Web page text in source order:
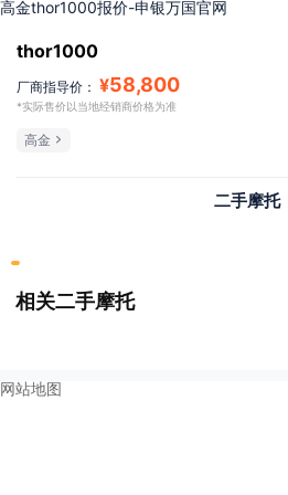
高金thor1000报价-申银万国官网
thor1000
厂商指导价： ¥58,800
*实际售价以当地经销商价格为准
高金
二手摩托
相关二手摩托
网站地图